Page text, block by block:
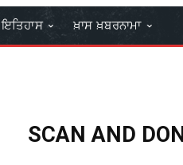
ਇਤਿਹਾਸ ਖ਼ਾਸ ਖ਼ਬਰਨਾਮਾ
SCAN AND